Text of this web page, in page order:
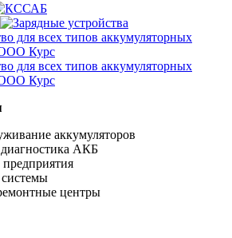
аккумуляторов
АКБ
системы
центры